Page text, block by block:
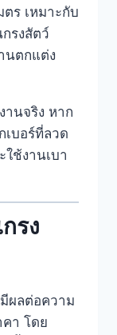
ร เหมาะกับ
รงสัตว์
นตกแต่ง
านจริง หาก
เบอร์ที่ลวด
ช้งานเบา
รง
ผลต่อความ
า โดย